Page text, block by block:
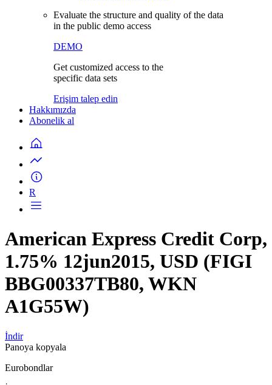
Evaluate the structure and quality of the data
in the public demo access
DEMO
Get customized access to the
specific data sets
Erişim talep edin
Hakkımızda
Abonelik al
R
American Express Credit Corp,
1.75% 12jun2015, USD (FIGI
BBG00337TB80, WKN
A1G55W)
İndir
Panoya kopyala
Eurobondlar